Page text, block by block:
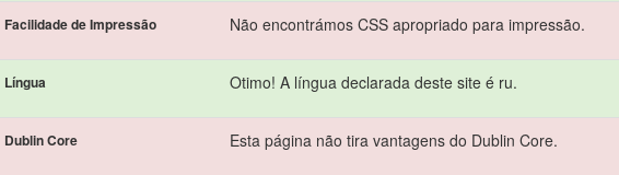
Facilidade de Impressão Não encontrámos CSS apropriado para impressão.
Língua Otimo! A língua declarada deste site é ru.
Dublin Core Esta página não tira vantagens do Dublin Core.